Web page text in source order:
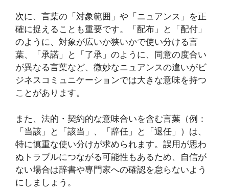
次に、言葉の「対象範囲」や「ニュアンス」を正
確に捉えることも重要です。「配布」と「配付」
のように、対象が広いか狭いかで使い分ける言
葉、「承諾」と「了承」のように、同意の度合い
が異なる言葉など、微妙なニュアンスの違いがビ
ジネスコミュニケーションでは大きな意味を持つ
ことがあります。
また、法的・契約的な意味合いを含む言葉（例：
「当該」と「該当」、「辞任」と「退任」）は、
特に慎重な使い分けが求められます。誤用が思わ
ぬトラブルにつながる可能性もあるため、自信が
ない場合は辞書や専門家への確認を怠らないよう
にしましょう。